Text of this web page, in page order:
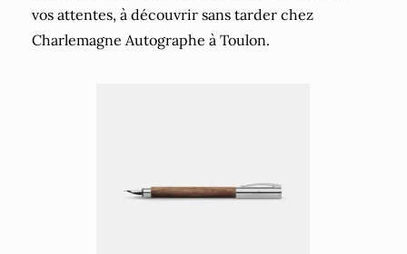
vos attentes, à découvrir sans tarder chez
Charlemagne Autographe à Toulon.